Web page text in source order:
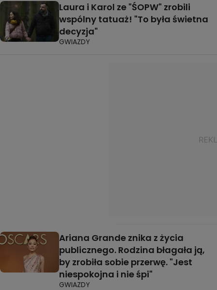
Laura i Karol ze "ŚOPW" zrobili
wspólny tatuaż! "To była świetna
decyzja"
GWIAZDY
Ariana Grande znika z życia
publicznego. Rodzina błagała ją,
by zrobiła sobie przerwę. "Jest
niespokojna i nie śpi"
GWIAZDY